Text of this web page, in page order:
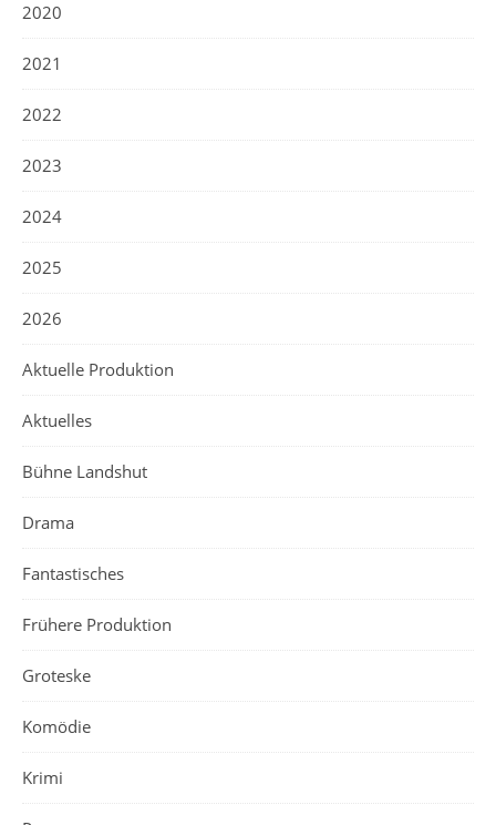
2020
2021
2022
2023
2024
2025
2026
Aktuelle Produktion
Aktuelles
Bühne Landshut
Drama
Fantastisches
Frühere Produktion
Groteske
Komödie
Krimi